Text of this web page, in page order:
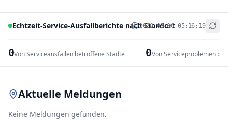
Echtzeit-Service-Ausfallberichte nach Standort
2026-08-06 05:16:19
0Von Serviceausfällen betroffene Städte 0Von Serviceproblemen
+
Aktuelle Meldungen
Keine Meldungen gefunden.